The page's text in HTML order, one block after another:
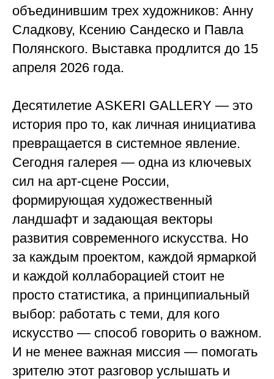
объединившим трех художников: Анну
Сладкову, Ксению Сандеско и Павла
Полянского. Выставка продлится до 15
апреля 2026 года.
Десятилетие ASKERI GALLERY — это
история про то, как личная инициатива
превращается в системное явление.
Сегодня галерея — одна из ключевых
сил на арт-сцене России,
формирующая художественный
ландшафт и задающая векторы
развития современного искусства. Но
за каждым проектом, каждой ярмаркой
и каждой коллаборацией стоит не
просто статистика, а принципиальный
выбор: работать с теми, для кого
искусство — способ говорить о важном.
И не менее важная миссия — помогать
зрителю этот разговор услышать и